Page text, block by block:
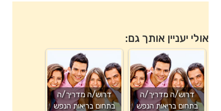
אולי יעניין אותך גם:
דרוש/ה מדריך/ה
בתחום בריאות הנפש
דרוש/ה מדריך/ה
בתחום בריאות הנפש